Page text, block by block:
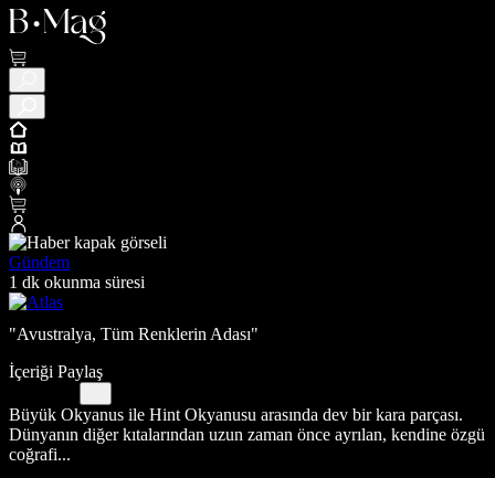
Gündem
1 dk okunma süresi
"Avustralya, Tüm Renklerin Adası"
İçeriği Paylaş
Büyük Okyanus ile Hint Okyanusu arasında dev bir kara parçası.
Dünyanın diğer kıtalarından uzun zaman önce ayrılan, kendine özgü
coğrafi...